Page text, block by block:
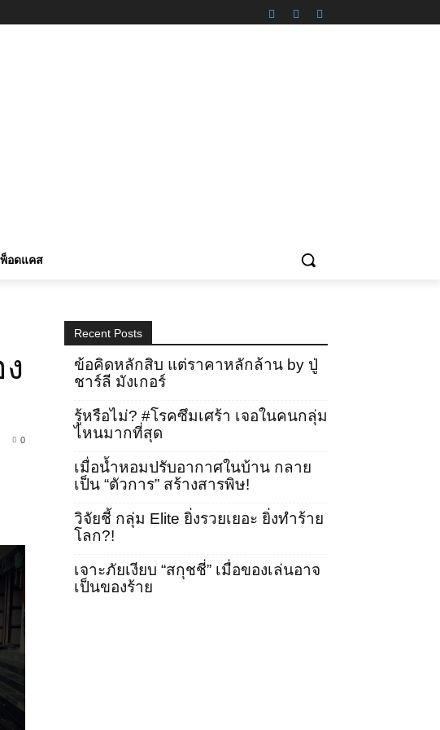
พ็อดแคส
0
Recent Posts
ข้อคิดหลักสิบ แต่ราคาหลักล้าน by ปู่
ชาร์ลี มังเกอร์
รู้หรือไม่? #โรคซึมเศร้า เจอในคนกลุ่ม
ไหนมากที่สุด
เมื่อน้ำหอมปรับอากาศในบ้าน กลาย
เป็น “ตัวการ” สร้างสารพิษ!
วิจัยชี้ กลุ่ม Elite ยิ่งรวยเยอะ ยิ่งทำร้าย
โลก?!
เจาะภัยเงียบ “สกุชชี่” เมื่อของเล่นอาจ
เป็นของร้าย